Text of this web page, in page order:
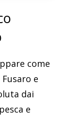
come
e
dai
e